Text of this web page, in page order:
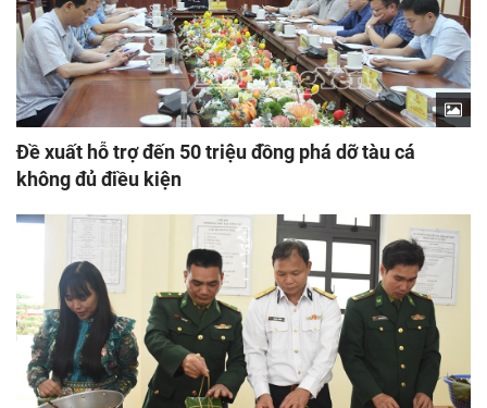
Đề xuất hỗ trợ đến 50 triệu đồng phá dỡ tàu cá
không đủ điều kiện